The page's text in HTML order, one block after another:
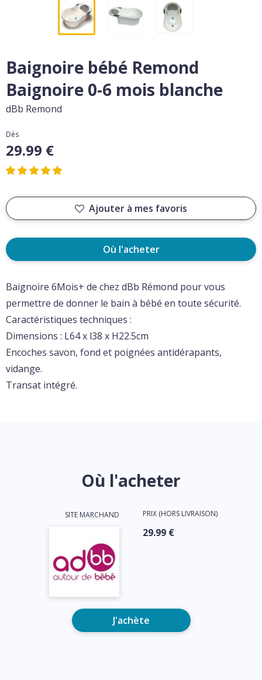
Baignoire bébé Remond
Baignoire 0-6 mois blanche
dBb Remond
Dès
29.99 €
Ajouter à mes favoris
Où l'acheter
Baignoire 6Mois+ de chez dBb Rémond pour vous
permettre de donner le bain à bébé en toute sécurité.
Caractéristiques techniques :
Dimensions : L64 x l38 x H22.5cm
Encoches savon, fond et poignées antidérapants,
vidange.
Transat intégré.
Où l'acheter
SITE MARCHAND PRIX (HORS LIVRAISON)
29.99 €
J'achète